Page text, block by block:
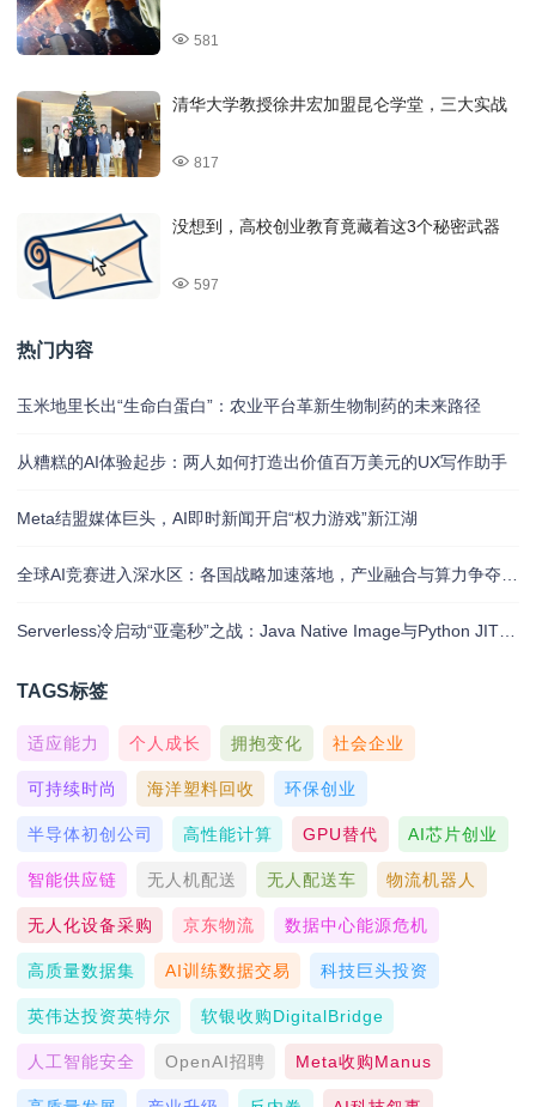
581
清华大学教授徐井宏加盟昆仑学堂，三大实战
817
没想到，高校创业教育竟藏着这3个秘密武器
597
热门内容
玉米地里长出“生命白蛋白”：农业平台革新生物制药的未来路径
从糟糕的AI体验起步：两人如何打造出价值百万美元的UX写作助手
Meta结盟媒体巨头，AI即时新闻开启“权力游戏”新江湖
全球AI竞赛进入深水区：各国战略加速落地，产业融合与算力争夺白热化
Serverless冷启动“亚毫秒”之战：Java Native Image与Python JIT的对决实录
TAGS标签
适应能力 个人成长 拥抱变化 社会企业
可持续时尚 海洋塑料回收 环保创业
半导体初创公司 高性能计算 GPU替代 AI芯片创业
智能供应链 无人机配送 无人配送车 物流机器人
无人化设备采购 京东物流 数据中心能源危机
高质量数据集 AI训练数据交易 科技巨头投资
英伟达投资英特尔 软银收购DigitalBridge
人工智能安全 OpenAI招聘 Meta收购Manus